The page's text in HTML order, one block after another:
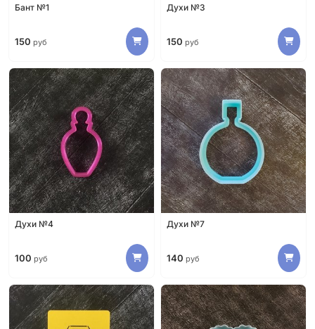
Бант №1
150 руб
Духи №3
150 руб
Духи №4
100 руб
Духи №7
140 руб